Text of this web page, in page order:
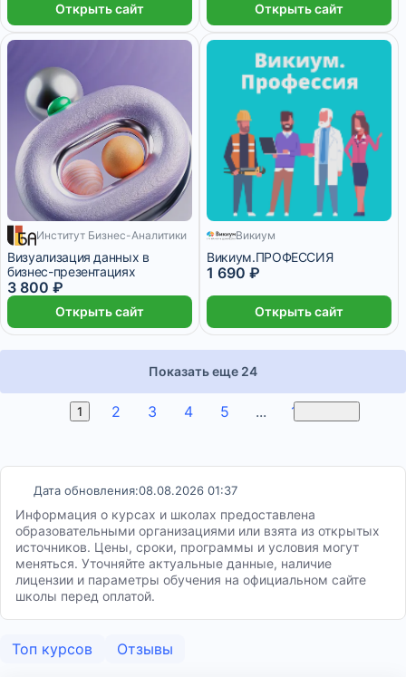
Открыть сайт Открыть сайт
317 ₽/мес 7 дней
Институт Бизнес-Аналитики
Визуализация данных в
бизнес-презентациях
3 800 ₽
Открыть сайт
Викиум
Викиум.ПРОФЕССИЯ
1 690 ₽
Открыть сайт
Показать еще 24
1 2 3 4 5 ... 11
Дата обновления:08.08.2026 01:37
Информация о курсах и школах предоставлена
образовательными организациями или взята из открытых
источников. Цены, сроки, программы и условия могут
меняться. Уточняйте актуальные данные, наличие
лицензии и параметры обучения на официальном сайте
школы перед оплатой.
Топ курсов Отзывы